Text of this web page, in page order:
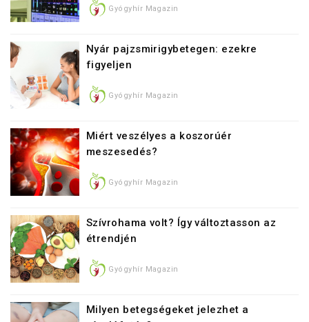
Gyógyhír Magazin
Nyár pajzsmirigybetegen: ezekre
figyeljen
Gyógyhír Magazin
Miért veszélyes a koszorúér
meszesedés?
Gyógyhír Magazin
Szívrohama volt? Így változtasson az
étrendjén
Gyógyhír Magazin
Milyen betegségeket jelezhet a